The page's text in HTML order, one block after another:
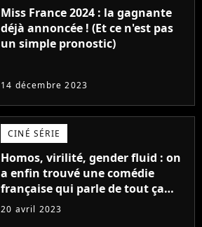
Miss France 2024 : la gagnante
déjà annoncée ! (Et ce n'est pas
un simple pronostic)
14 décembre 2023
CINÉ SÉRIE
Homos, virilité, gender fluid : on
a enfin trouvé une comédie
française qui parle de tout ça
sans être super ringarde
20 avril 2023